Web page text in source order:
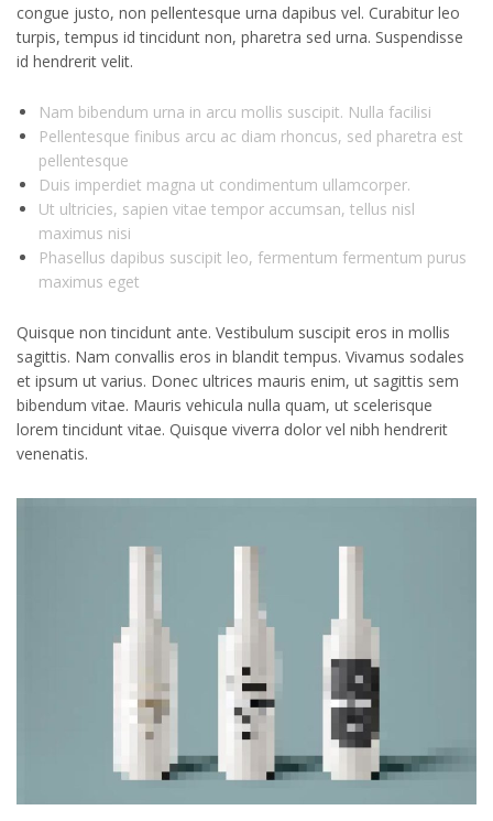
congue justo, non pellentesque urna dapibus vel. Curabitur leo
turpis, tempus id tincidunt non, pharetra sed urna. Suspendisse
id hendrerit velit.
Nam bibendum urna in arcu mollis suscipit. Nulla facilisi
Pellentesque finibus arcu ac diam rhoncus, sed pharetra est
pellentesque
Duis imperdiet magna ut condimentum ullamcorper.
Ut ultricies, sapien vitae tempor accumsan, tellus nisl
maximus nisi
Phasellus dapibus suscipit leo, fermentum fermentum purus
maximus eget
Quisque non tincidunt ante. Vestibulum suscipit eros in mollis
sagittis. Nam convallis eros in blandit tempus. Vivamus sodales
et ipsum ut varius. Donec ultrices mauris enim, ut sagittis sem
bibendum vitae. Mauris vehicula nulla quam, ut scelerisque
lorem tincidunt vitae. Quisque viverra dolor vel nibh hendrerit
venenatis.